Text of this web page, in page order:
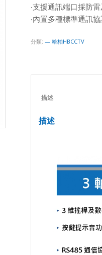
‧支援通訊端口採防
‧內置多種標準通訊
分類:— 哈柏HBCCTV
描述